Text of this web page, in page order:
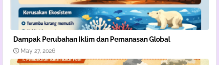
Dampak Perubahan Iklim dan Pemanasan Global
May 27, 2026